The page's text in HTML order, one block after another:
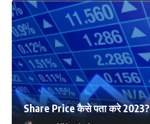
Share Price कैसे पता करे 2023?